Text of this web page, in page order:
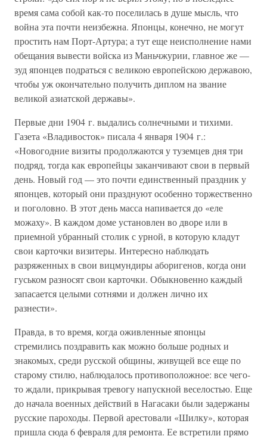
время сама собой как-то поселилась в душе мысль, что
война эта почти неизбежна. Японцы, конечно, не могут
простить нам Порт-Артура; а тут еще неисполнение нами
обещания вывести войска из Маньчжурии, главное же —
зуд японцев подраться с великою европейскою державою,
чтобы уж окончательно получить диплом на звание
великой азиатской державы».
Первые дни 1904 г. выдались солнечными и тихими.
Газета «Владивосток» писала 4 января 1904 г.:
«Новогодние визиты продолжаются у туземцев дня три
подряд, тогда как европейцы заканчивают свои в первый
день. Новый год — это почти единственный праздник у
японцев, который они празднуют особенно торжественно
и поголовно. В этот день масса напивается до «еле
можаху». В каждом доме установлен во дворе или в
приемной убранный столик с урной, в которую кладут
свои карточки визитеры. Интересно наблюдать
разряженных в свои вицмундиры аборигенов, когда они
гуськом разносят свои карточки. Обыкновенно каждый
запасается целыми сотнями и должен лично их
разнести».
Правда, в то время, когда оживленные японцы
стремились поздравить как можно больше родных и
знакомых, среди русской общины, живущей все еще по
старому стилю, наблюдалось противоположное: все чего-
то ждали, прикрывая тревогу напускной веселостью. Еще
до начала военных действий в Нагасаки были задержаны
русские пароходы. Первой арестовали «Шилку», которая
пришла сюда 6 февраля для ремонта. Ее встретили прямо